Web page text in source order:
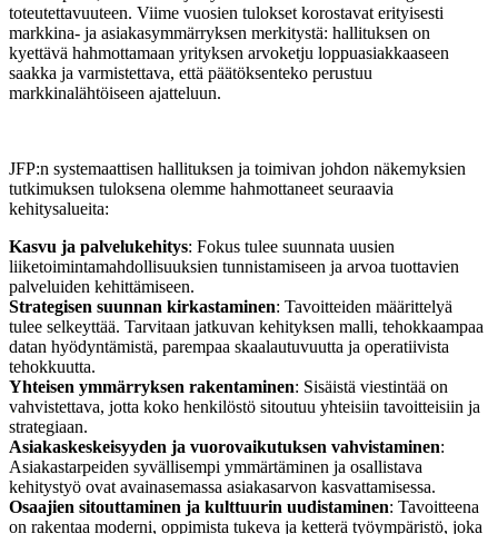
toteutettavuuteen. Viime vuosien tulokset korostavat erityisesti
markkina- ja asiakasymmärryksen merkitystä: hallituksen on
kyettävä hahmottamaan yrityksen arvoketju loppuasiakkaaseen
saakka ja varmistettava, että päätöksenteko perustuu
markkinalähtöiseen ajatteluun.
JFP:n systemaattisen hallituksen ja toimivan johdon näkemyksien
tutkimuksen tuloksena olemme hahmottaneet seuraavia
kehitysalueita:
Kasvu ja palvelukehitys: Fokus tulee suunnata uusien
liiketoimintamahdollisuuksien tunnistamiseen ja arvoa tuottavien
palveluiden kehittämiseen.
Strategisen suunnan kirkastaminen: Tavoitteiden määrittelyä
tulee selkeyttää. Tarvitaan jatkuvan kehityksen malli, tehokkaampaa
datan hyödyntämistä, parempaa skaalautuvuutta ja operatiivista
tehokkuutta.
Yhteisen ymmärryksen rakentaminen: Sisäistä viestintää on
vahvistettava, jotta koko henkilöstö sitoutuu yhteisiin tavoitteisiin ja
strategiaan.
Asiakaskeskeisyyden ja vuorovaikutuksen vahvistaminen:
Asiakastarpeiden syvällisempi ymmärtäminen ja osallistava
kehitystyö ovat avainasemassa asiakasarvon kasvattamisessa.
Osaajien sitouttaminen ja kulttuurin uudistaminen: Tavoitteena
on rakentaa moderni, oppimista tukeva ja ketterä työympäristö, joka